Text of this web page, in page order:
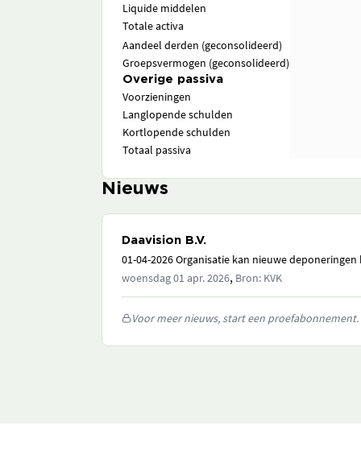
Liquide middelen
Totale activa
Aandeel derden (geconsolideerd)
Groepsvermogen (geconsolideerd)
Overige passiva
Voorzieningen
Langlopende schulden
Kortlopende schulden
Totaal passiva
Nieuws
Daavision B.V.
01-04-2026 Organisatie kan nieuwe
woensdag 01 apr. 2026, Bron: KVK
Voor meer nieuws, start een proefabonnement.